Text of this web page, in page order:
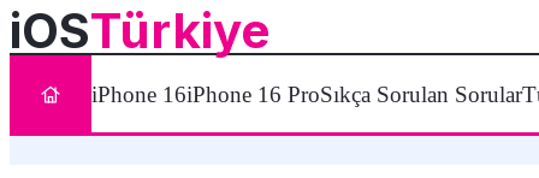
iOSTürkiye
iPhone 16iPhone 16 ProSıkça Sorulan Sorular